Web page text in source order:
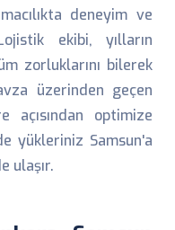
deneyim ve
ekibi, yılların
zorluklarını bilerek
üzerinden geçen
optimize
yükleriniz Samsun'a
ulaşır.